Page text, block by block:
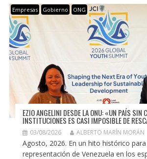
Empresas Gobierno ONG
EZIO ANGELINI DESDE LA ONU: «UN PAÍS SIN
INSTITUCIONES ES CASI IMPOSIBLE DE
03/08/2026 ALBERTO MARÍN MORÁN
Agosto, 2026. En un hito histórico para
representación de Venezuela en los